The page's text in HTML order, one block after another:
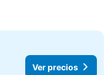
Ver precios